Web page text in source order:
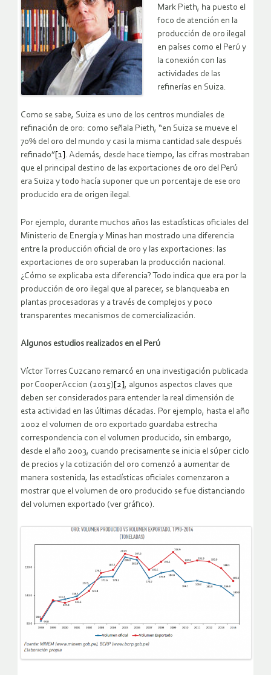
Mark Pieth, ha puesto el
foco de atención en la
producción de oro ilegal
en países como el Perú y
la conexión con las
actividades de las
refinerías en Suiza.
Como se sabe, Suiza es uno de los centros mundiales de
refinación de oro: como señala Pieth, “en Suiza se mueve el
70% del oro del mundo y casi la misma cantidad sale después
refinado” [1] . Además, desde hace tiempo, las cifras mostraban
que el principal destino de las exportaciones de oro del Perú
era Suiza y todo hacía suponer que un porcentaje de ese oro
producido era de origen ilegal.
Por ejemplo, durante muchos años las estadísticas oficiales del
Ministerio de Energía y Minas han mostrado una diferencia
entre la producción oficial de oro y las exportaciones: las
exportaciones de oro superaban la producción nacional.
¿Cómo se explicaba esta diferencia? Todo indica que era por la
producción de oro ilegal que al parecer, se blanqueaba en
plantas procesadoras y a través de complejos y poco
transparentes mecanismos de comercialización.
Algunos estudios realizados en el Perú
Víctor Torres Cuzcano remarcó en una investigación publicada
por CooperAccion (2015) [2] , algunos aspectos claves que
deben ser considerados para entender la real dimensión de
esta actividad en las últimas décadas. Por ejemplo, hasta el año
2002 el volumen de oro exportado guardaba estrecha
correspondencia con el volumen producido, sin embargo,
desde el año 2003, cuando precisamente se inicia el súper ciclo
de precios y la cotización del oro comenzó a aumentar de
manera sostenida, las estadísticas oficiales comenzaron a
mostrar que el volumen de oro producido se fue distanciando
del volumen exportado (ver gráfico).